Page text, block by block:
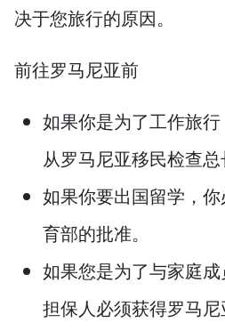
决于您旅行的原因。
前往罗马尼亚前
如果你是为了工作旅
从罗马尼亚移民检查总
如果你要出国留学，
育部的批准。
如果您是为了与家庭
担保人必须获得罗马